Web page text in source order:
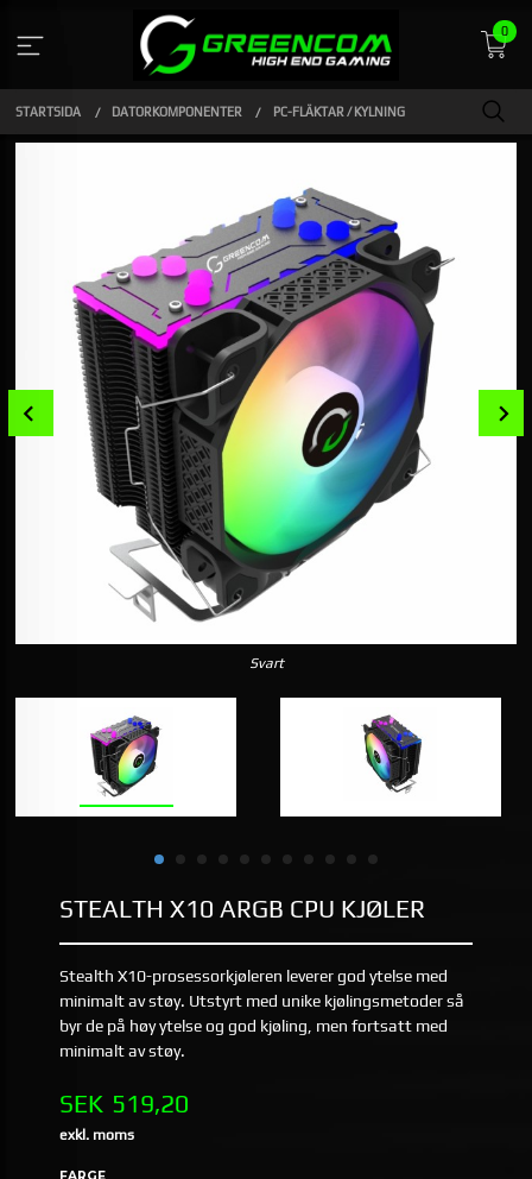
innehåll
0
STARTSIDA DATORKOMPONENTER PC-FLÄKTAR / KYLNING
Svart
Prev
STEALTH X10 ARGB CPU KJØLER
Stealth X10-prosessorkjøleren leverer god ytelse med
minimalt av støy. Utstyrt med unike kjølingsmetoder så
byr de på høy ytelse og god kjøling, men fortsatt med
minimalt av støy.
Pris
SEK 519,20
exkl. moms